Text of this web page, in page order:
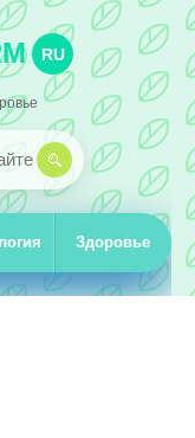
RU
Здоровье